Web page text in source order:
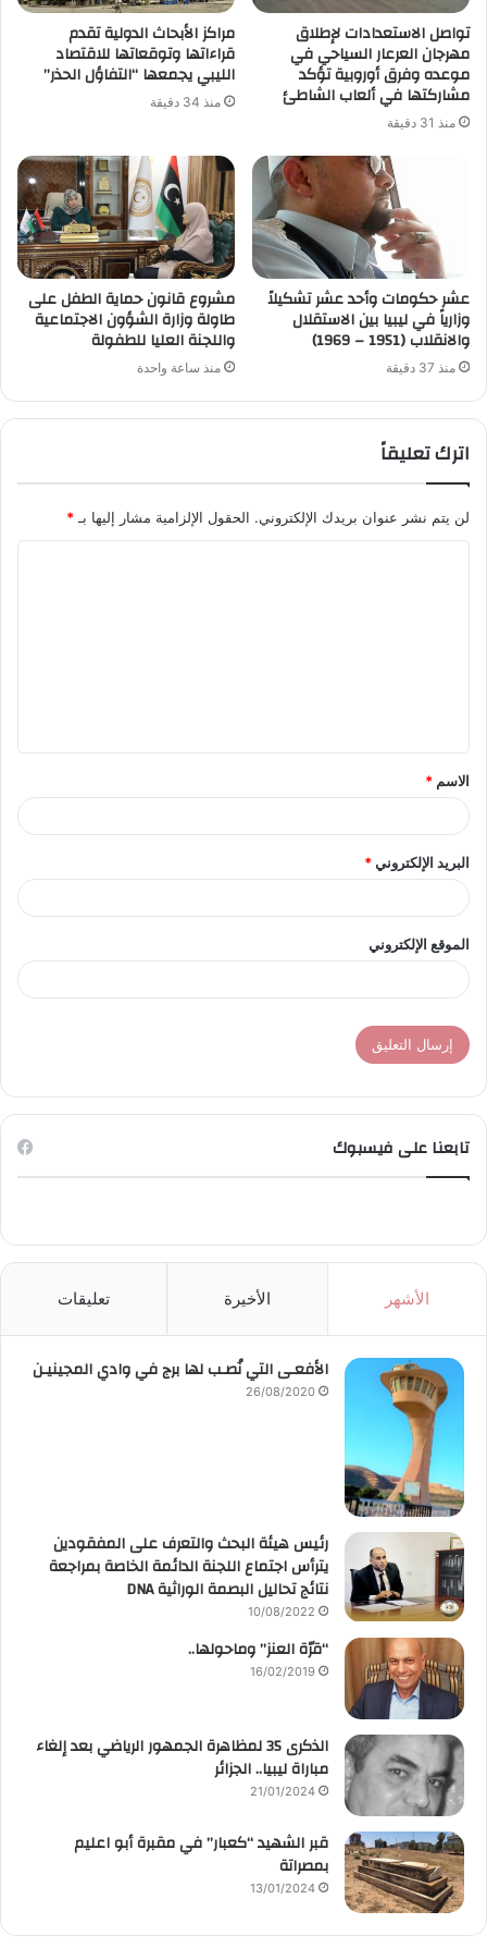
تواصل الاستعدادات لإطلاق
مهرجان العرعار السياحي في
موعده وفرق أوروبية تؤكد
مشاركتها في ألعاب الشاطئ
منذ 31 دقيقة
مراكز الأبحاث الدولية تقدم
قراءاتها وتوقعاتها للاقتصاد
الليبي يجمعها “التفاؤل الحذر”
منذ 34 دقيقة
عشر حكومات وأحد عشر تشكيلاً
وزارياً في ليبيا بين الاستقلال
والانقلاب (1951 – 1969)
منذ 37 دقيقة
مشروع قانون حماية الطفل على
طاولة وزارة الشؤون الاجتماعية
واللجنة العليا للطفولة
منذ ساعة واحدة
اترك تعليقاً
لن يتم نشر عنوان بريدك الإلكتروني. الحقول الإلزامية مشار إليها بـ *
ق
*
الاسم *
البريد الإلكتروني*
الموقع الإلكتروني
تابعنا على فيسبوك
الأشهر الأخيرة تعليقات
الأفعـى التي نُصـب لها برج في وادي المجينيـن
26/08/2020
رئيس هيئة البحث والتعرف على المفقودين
يترأس اجتماع اللجنة الدائمة الخاصة بمراجعة
نتائج تحاليل البصمة الوراثية DNA
10/08/2022
“قرّة العنز” وماحولها..
16/02/2019
الذكرى 35 لمظاهرة الجمهور الرياضي بعد إلغاء
مباراة ليبيا.. الجزائر
21/01/2024
قبر الشهيد “كعبار” في مقبرة أبو اعليم
بمصراتة
13/01/2024